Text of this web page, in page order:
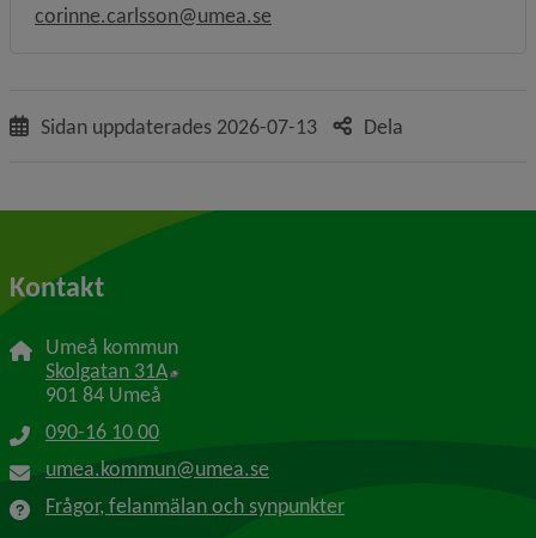
corinne.carlsson@umea.se
Sidan uppdaterades 2026-07-13 Dela
Kontakt
Umeå kommun
Skolgatan 31A Länk till annan webbplats, öppnas i nytt
901 84 Umeå
090-16 10 00
umea.kommun@umea.se
Frågor, felanmälan och synpunkter